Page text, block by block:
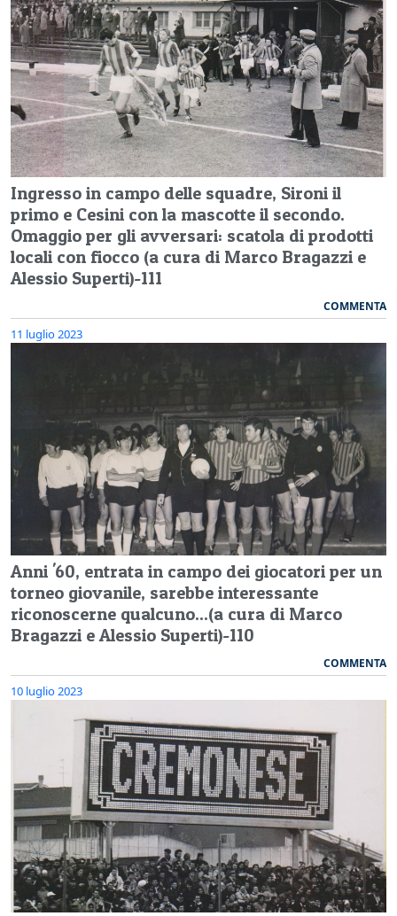
Ingresso in campo delle squadre, Sironi il
primo e Cesini con la mascotte il secondo.
Omaggio per gli avversari: scatola di prodotti
locali con fiocco (a cura di Marco Bragazzi e
Alessio Superti)-111
COMMENTA
11 luglio 2023
Anni '60, entrata in campo dei giocatori per un
torneo giovanile, sarebbe interessante
riconoscerne qualcuno...(a cura di Marco
Bragazzi e Alessio Superti)-110
COMMENTA
10 luglio 2023